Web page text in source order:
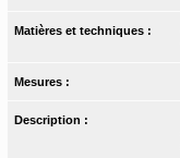
Matières et techniques :
Mesures :
Description :